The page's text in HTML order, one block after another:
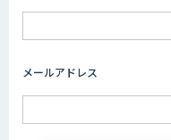
メールアドレス